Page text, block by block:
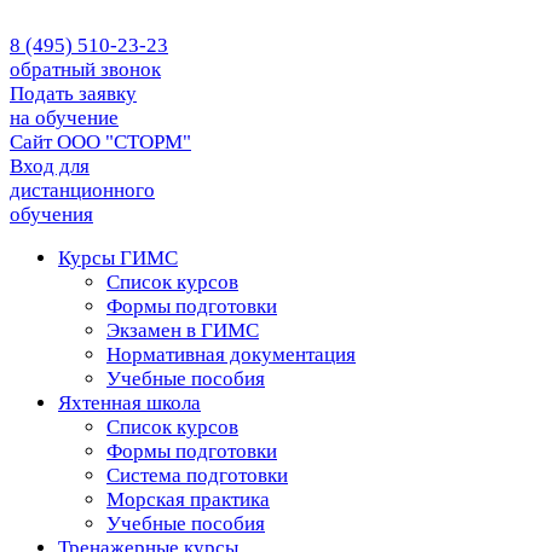
8 (495) 510-23-23
обратный звонок
Подать заявку
на обучение
Сайт ООО "СТОРМ"
Вход для
дистанционного
обучения
Курсы ГИМС
Список курсов
Формы подготовки
Экзамен в ГИМС
Нормативная документация
Учебные пособия
Яхтенная школа
Список курсов
Формы подготовки
Cистема подготовки
Морская практика
Учебные пособия